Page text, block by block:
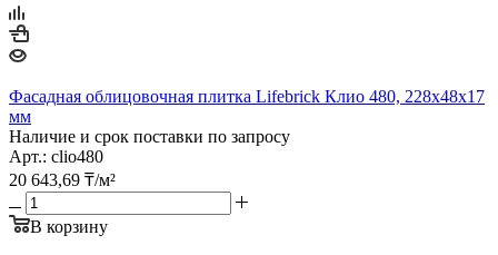
Фасадная облицовочная плитка Lifebrick Клио 480, 228х48х17
мм
Наличие и срок поставки по запросу
Арт.: clio480
20 643,69 ₸/м²
В корзину